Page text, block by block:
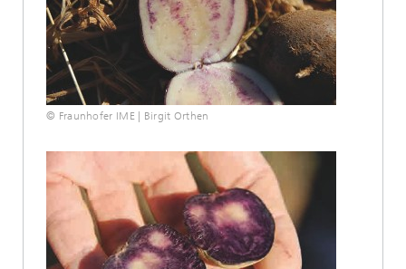
© Fraunhofer IME | Birgit Orthen